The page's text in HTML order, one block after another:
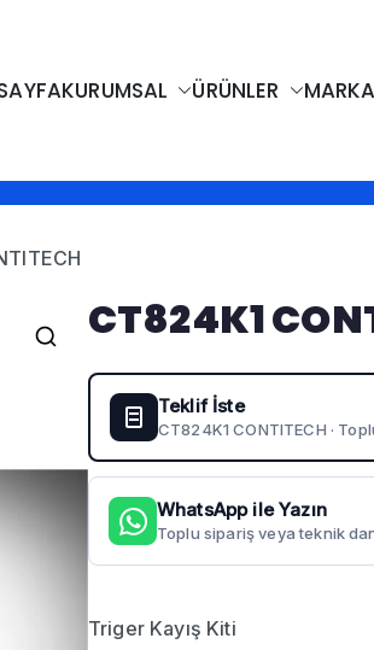
Elemanları, Bantlar
KURUMSAL ÜRÜNLER
CT824K1
Triger Kayış Kiti
Teklif İste
CT824K1 CONTITECH ·
WhatsApp ile Yazın
Toplu sipariş veya teknik